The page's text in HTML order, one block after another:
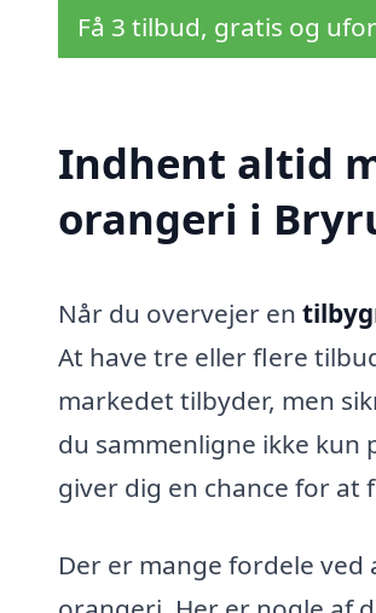
Få 3 tilbud, gratis og
Indhent altid
orangeri i
Når du overvejer en
At have tre eller flere
markedet tilbyder, men
du sammenligne ikke kun
giver dig en chance for at
Der er mange fordele